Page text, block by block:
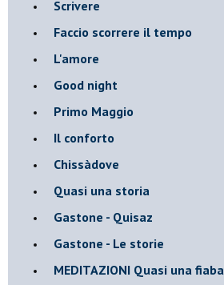
Scrivere
Faccio scorrere il tempo
L'amore
Good night
Primo Maggio
Il conforto
Chissàdove
Quasi una storia
Gastone - Quisaz
Gastone - Le storie
MEDITAZIONI Quasi una fiaba